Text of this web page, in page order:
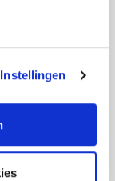
Instellingen